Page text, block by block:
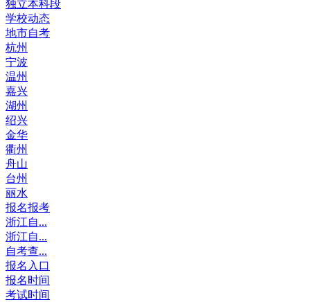
独立本科段
学校动态
地市自考
杭州
宁波
温州
嘉兴
湖州
绍兴
金华
衢州
舟山
台州
丽水
报名报考
浙江自...
浙江自...
自考查...
报名入口
报名时间
考试时间